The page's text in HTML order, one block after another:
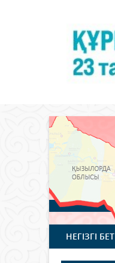
НЕГІЗГІ БЕТ